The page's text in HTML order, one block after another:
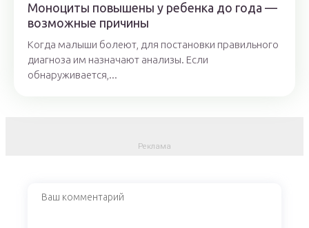
Моноциты повышены у ребенка до года —
возможные причины
Когда малыши болеют, для постановки правильного
диагноза им назначают анализы. Если
обнаруживается,...